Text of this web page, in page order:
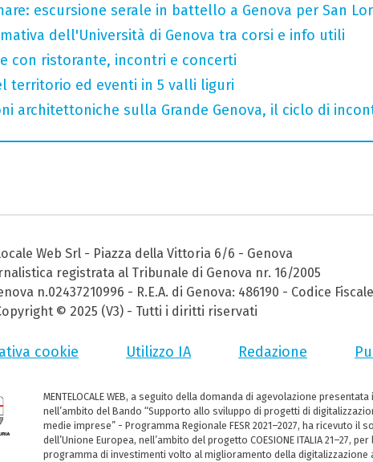
escursione serale in battello a Genova per San
dell'Università di Genova tra corsi e info utili
con ristorante, incontri e concerti
territorio ed eventi in 5 valli liguri
architettoniche sulla Grande Genova, il ciclo di
Web Srl - Piazza della Vittoria 6/6 - Genova
registrata al Tribunale di Genova nr. 16/2005
n.02437210996 - R.E.A. di Genova: 486190 - Codice
© 2025 (V3) - Tutti i diritti riservati
cookie Utilizzo IA Redazione
MENTELOCALE WEB, a seguito della domanda di agevolazione
nell’ambito del Bando “Supporto allo sviluppo di progetti di
medie imprese” - Programma Regionale FESR 2021–2027, ha ricevuto il
dell’Unione Europea, nell’ambito del progetto COESIONE ITALIA 21–27,
programma di investimenti volto al miglioramento della digitalizzazione